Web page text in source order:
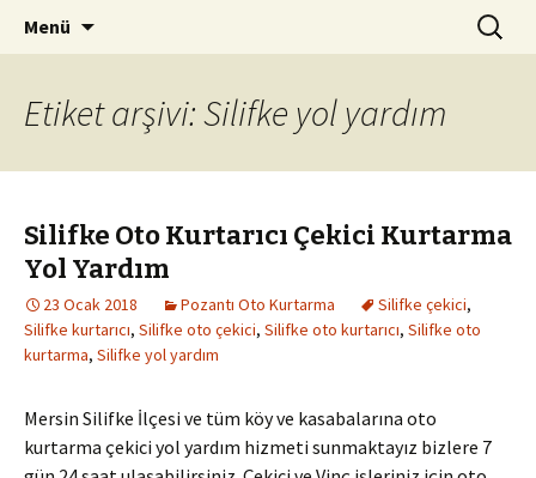
Pozantı Oto Kurtarma 0542
261 94 08
Kurtarıcı Yol Yardım Araç Çekici
Menü Arama:
Etiket arşivi: Silifke yol yardım
Silifke Oto Kurtarıcı Çekici Kurtarma
Yol Yardım
23 Ocak 2018 Pozantı Oto Kurtarma Silifke çekici,
Silifke kurtarıcı, Silifke oto çekici, Silifke oto kurtarıcı, Silifke oto
kurtarma, Silifke yol yardım
Mersin Silifke İlçesi ve tüm köy ve kasabalarına oto
kurtarma çekici yol yardım hizmeti sunmaktayız bizlere 7